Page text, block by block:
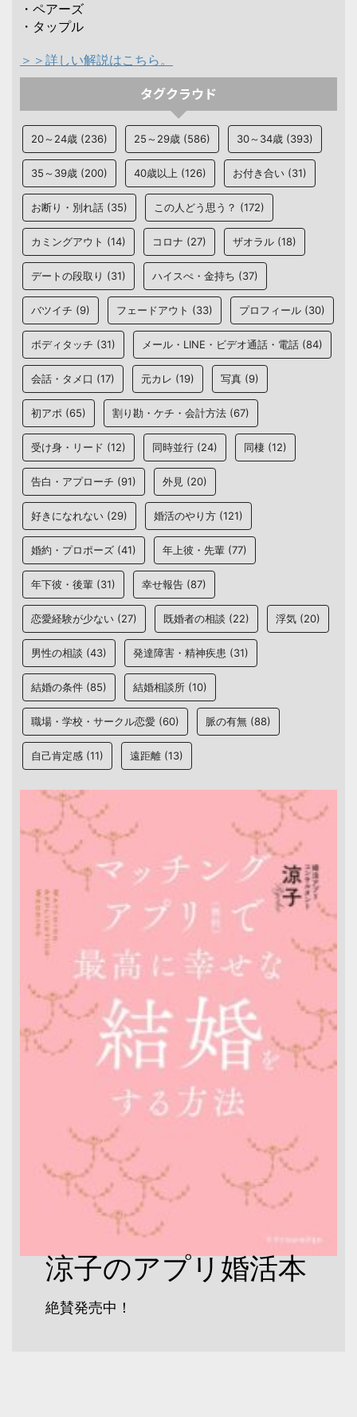
・ペアーズ
・タップル
＞＞詳しい解説はこちら。
タグクラウド
20～24歳 (236) 25～29歳 (586) 30～34歳 (393)
35～39歳 (200) 40歳以上 (126) お付き合い (31)
お断り・別れ話 (35) この人どう思う？ (172)
カミングアウト (14) コロナ (27) ザオラル (18)
デートの段取り (31) ハイスぺ・金持ち (37)
バツイチ (9) フェードアウト (33) プロフィール (30)
ボディタッチ (31) メール・LINE・ビデオ通話・電話 (84)
会話・タメ口 (17) 元カレ (19) 写真 (9)
初アポ (65) 割り勘・ケチ・会計方法 (67)
受け身・リード (12) 同時並行 (24) 同棲 (12)
告白・アプローチ (91) 外見 (20)
好きになれない (29) 婚活のやり方 (121)
婚約・プロポーズ (41) 年上彼・先輩 (77)
年下彼・後輩 (31) 幸せ報告 (87)
恋愛経験が少ない (27) 既婚者の相談 (22) 浮気 (20)
男性の相談 (43) 発達障害・精神疾患 (31)
結婚の条件 (85) 結婚相談所 (10)
職場・学校・サークル恋愛 (60) 脈の有無 (88)
自己肯定感 (11) 遠距離 (13)
涼子のアプリ婚活本
絶賛発売中！